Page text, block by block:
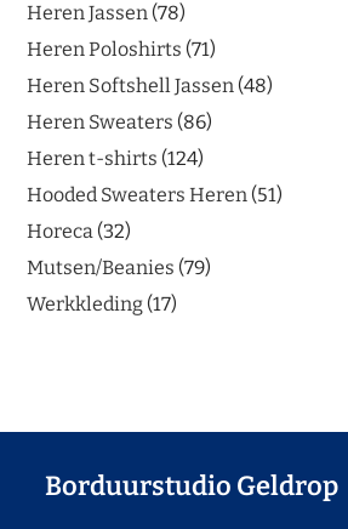
Heren Jassen 78
Heren Poloshirts 71
Heren Softshell Jassen 48
Heren Sweaters 86
Heren t-shirts 124
Hooded Sweaters Heren 51
Horeca 32
Mutsen/Beanies 79
Werkkleding 17
Borduurstudio Geldrop